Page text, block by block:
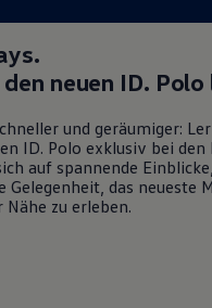
neuen ID. Polo
und geräumiger:
ID. Polo exklusiv bei den
auf spannende
Gelegenheit, das neueste
zu erleben.